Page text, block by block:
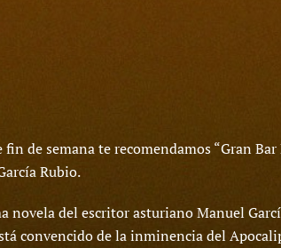
fin de semana te recomendamos “Gran
Rubio.
novela del escritor asturiano Manuel
convencido de la inminencia del